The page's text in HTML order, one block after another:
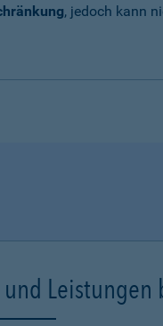
, jedoch kann
und Leistungen